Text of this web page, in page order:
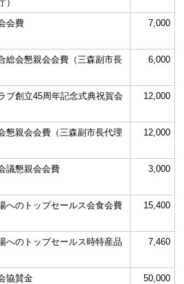
会費 7,000
総会懇親会会費（三森副市長
6,000
ブ創立45周年記念式典祝賀会
12,000
懇親会会費（三森副市長代理
12,000
議懇親会会費 3,000
へのトップセールス会食会費 15,400
へのトップセールス時特産品
7,460
協賛金 50,000